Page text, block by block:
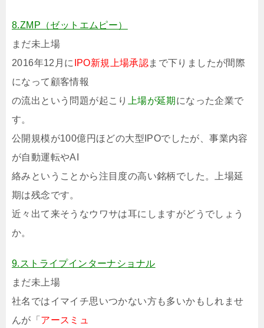
8.ZMP（ゼットエムピー）
まだ未上場
2016年12月に IPO新規上場承認まで下りましたが間際
になって顧客情報
の流出という問題が起こり
上場が延期 になった企業で
す。
公開規模が100億円ほどの大型IPOでしたが、事業内容
が自動運転やAI
絡みということから注目度の高い銘柄でした。上場延
期は残念です。
近々出て来そうなウワサは耳にしますがどうでしょう
か。
9.ストライプインターナショナル
まだ未上場
社名ではイマイチ思いつかない方も多いかもしれませ
んが「 アースミュ